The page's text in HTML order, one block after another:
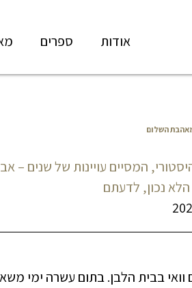
אודות ספרים
השלום
המסיים עויינות של שנים –
נכון, לדעתם
נחתם הסכם וואי בבית הלבן. בתום עשרה